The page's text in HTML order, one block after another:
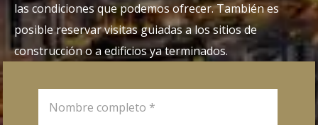
las condiciones que podemos ofrecer. También es
posible reservar visitas guiadas a los sitios de
construcción o a edificios ya terminados.